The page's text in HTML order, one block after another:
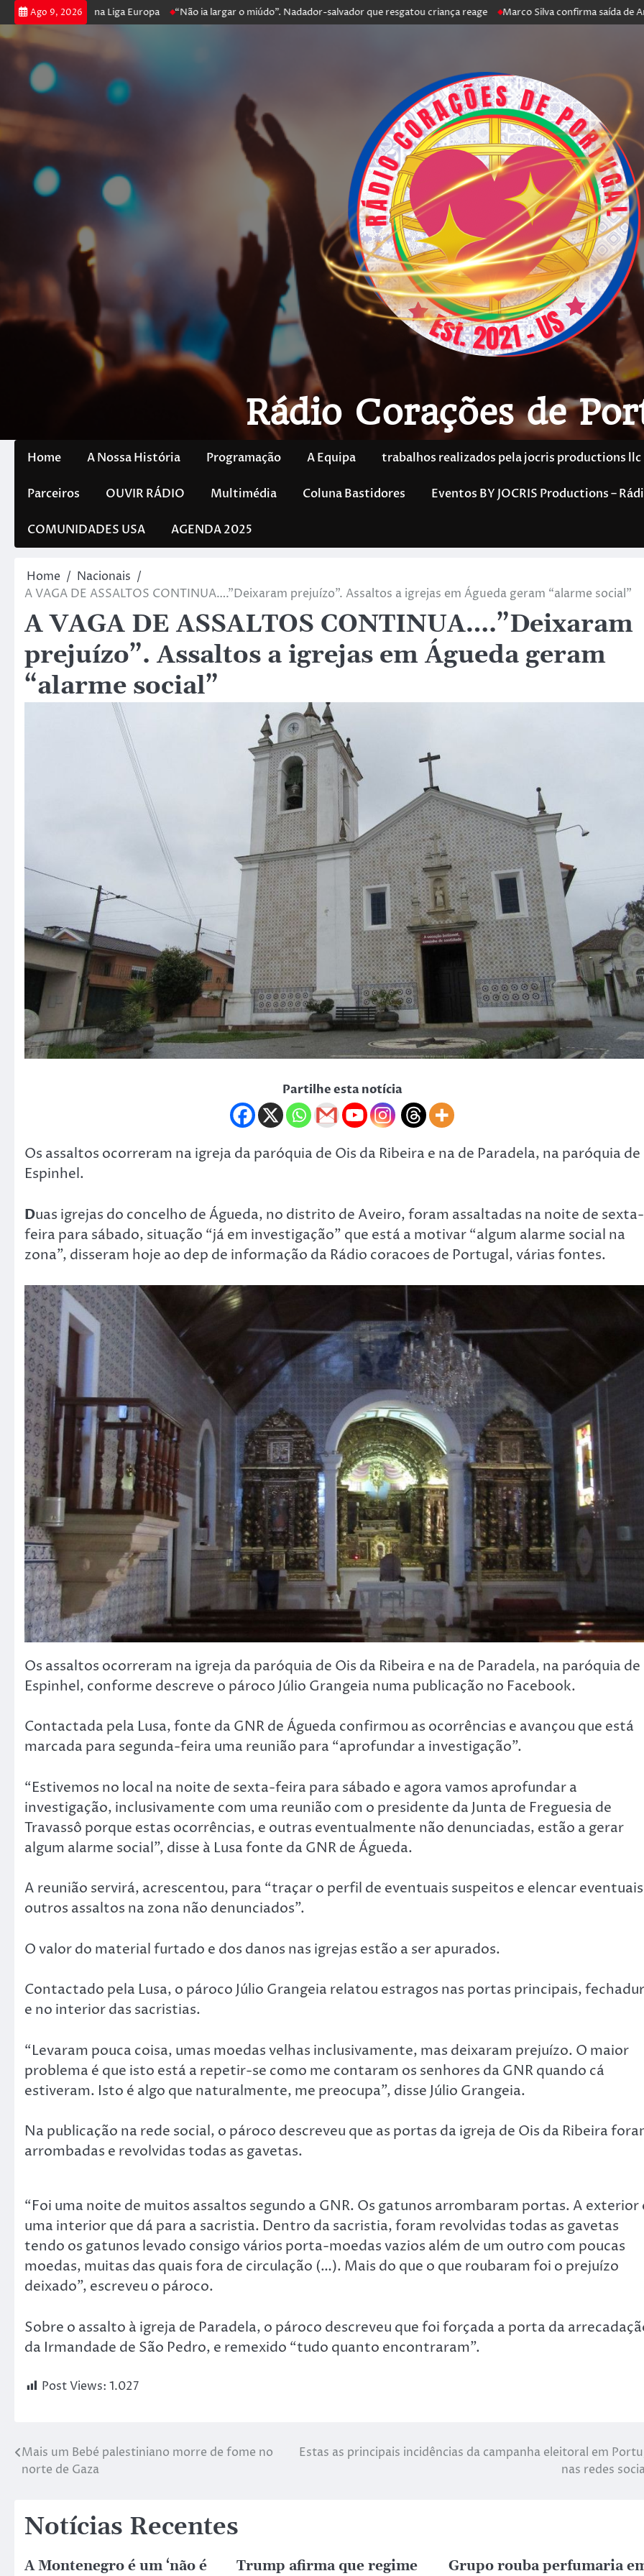
Ago 9, 2026
prossegue na Liga Europa “Não ia largar o miúdo”. Nadador-salvador que resgatou criança reage Marco Silva confirma saída de António
Rádio Corações de
Home A Nossa História Programação A Equipa trabalhos realizados pela jocris productions llc
Parceiros OUVIR RÁDIO Multimédia Coluna Bastidores Eventos BY JOCRIS Productions –
COMUNIDADES USA AGENDA 2025
Home
Nacionais
A VAGA DE ASSALTOS CONTINUA….”Deixaram prejuízo”. Assaltos a igrejas em Águeda geram “alarme social”
A VAGA DE ASSALTOS CONTINUA….”Deixaram
prejuízo”. Assaltos a igrejas em Águeda geram
“alarme social”
Partilhe esta notícia
Os assaltos ocorreram na igreja da paróquia de Ois da Ribeira e na de Paradela, na paróquia de
Espinhel.
Duas igrejas do concelho de Águeda, no distrito de Aveiro, foram assaltadas na noite de sexta-
feira para sábado, situação “já em investigação” que está a motivar “algum alarme social na
zona”, disseram hoje ao dep de informação da Rádio coracoes de Portugal, várias fontes.
Os assaltos ocorreram na igreja da paróquia de Ois da Ribeira e na de Paradela, na paróquia de
Espinhel, conforme descreve o pároco Júlio Grangeia numa publicação no Facebook.
Contactada pela Lusa, fonte da GNR de Águeda confirmou as ocorrências e avançou que está
marcada para segunda-feira uma reunião para “aprofundar a investigação”.
“Estivemos no local na noite de sexta-feira para sábado e agora vamos aprofundar a
investigação, inclusivamente com uma reunião com o presidente da Junta de Freguesia de
Travassô porque estas ocorrências, e outras eventualmente não denunciadas, estão a gerar
algum alarme social”, disse à Lusa fonte da GNR de Águeda.
A reunião servirá, acrescentou, para “traçar o perfil de eventuais suspeitos e elencar eventuais
outros assaltos na zona não denunciados”.
O valor do material furtado e dos danos nas igrejas estão a ser apurados.
Contactado pela Lusa, o pároco Júlio Grangeia relatou estragos nas portas principais,
e no interior das sacristias.
“Levaram pouca coisa, umas moedas velhas inclusivamente, mas deixaram prejuízo. O maior
problema é que isto está a repetir-se como me contaram os senhores da GNR quando cá
estiveram. Isto é algo que naturalmente, me preocupa”, disse Júlio Grangeia.
Na publicação na rede social, o pároco descreveu que as portas da igreja de Ois da Ribeira
arrombadas e revolvidas todas as gavetas.
“Foi uma noite de muitos assaltos segundo a GNR. Os gatunos arrombaram portas. A exterior
uma interior que dá para a sacristia. Dentro da sacristia, foram revolvidas todas as gavetas
tendo os gatunos levado consigo vários porta-moedas vazios além de um outro com poucas
moedas, muitas das quais fora de circulação (…). Mais do que o que roubaram foi o prejuízo
deixado”, escreveu o pároco.
Sobre o assalto à igreja de Paradela, o pároco descreveu que foi forçada a porta da
da Irmandade de São Pedro, e remexido “tudo quanto encontraram”.
Post Views: 1.027
Mais um Bebé palestiniano morre de fome no
norte de Gaza
Estas as principais incidências da campanha eleitoral em
nas redes
Notícias Recentes
A Montenegro é um ‘não é Trump afirma que regime Grupo rouba perfumaria